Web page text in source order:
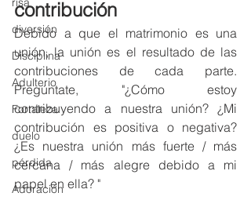
diversión
Disciplina
Adulterio
Fortaleza
duelo
pérdida
Adoración
contribución
Debido a que el matrimonio es una
unión, la unión es el resultado de las
contribuciones de cada parte.
Pregúntate, "¿Cómo estoy
contribuyendo a nuestra unión? ¿Mi
contribución es positiva o negativa?
¿Es nuestra unión más fuerte / más
cercana / más alegre debido a mi
papel en ella? "